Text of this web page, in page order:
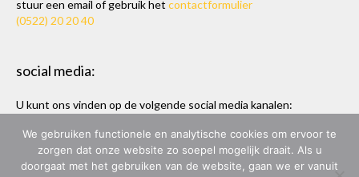
stuur een email of gebruik het contactformulier
(0522) 20 20 40
social media:
U kunt ons vinden op de volgende social media kanalen:
We gebruiken functionele en analytische cookies om ervoor te
zorgen dat onze website zo soepel mogelijk draait. Als u
doorgaat met het gebruiken van de website, gaan we er vanuit